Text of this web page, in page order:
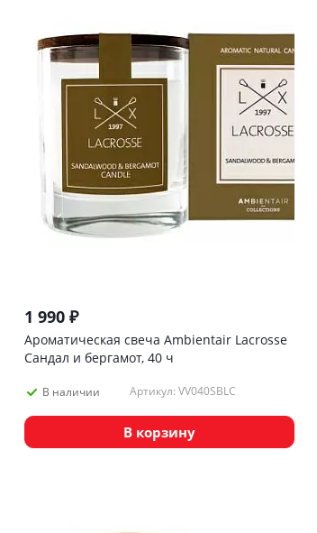
1 990 ₽
Ароматическая свеча Ambientair Lacrosse
Сандал и бергамот, 40 ч
В наличии Артикул: VV040SBLC
В корзину